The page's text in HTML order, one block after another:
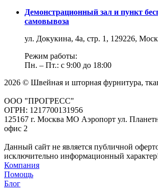
Демонстрационный зал и пункт
самовывоза
ул. Докукина, 4а, стр. 1, 129226,
Режим работы:
Пн. – Пт.: с 9:00 до 18:00
2026 © Швейная и шторная фурнитура,
ООО "ПРОГРЕСС"
ОГРН: 1217700131956
125167 г. Москва МО Аэропорт ул.
офис 2
Данный сайт не является публичной
исключительно информационный
Компания
Помощь
Блог